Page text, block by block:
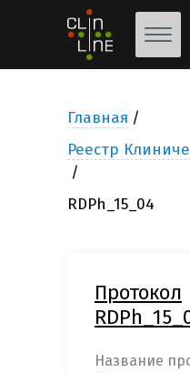
Главная
Реестр
RDPh_15_04
Протокол
Название